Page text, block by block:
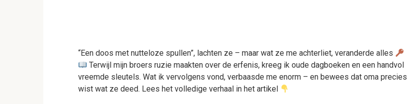
“Een doos met nutteloze spullen”, lachten ze – maar wat ze me achterliet, veranderde alles
Terwijl mijn broers ruzie maakten over de erfenis, kreeg ik oude dagboeken en een handvol
vreemde sleutels. Wat ik vervolgens vond, verbaasde me enorm – en bewees dat oma precies
wist wat ze deed. Lees het volledige verhaal in het artikel